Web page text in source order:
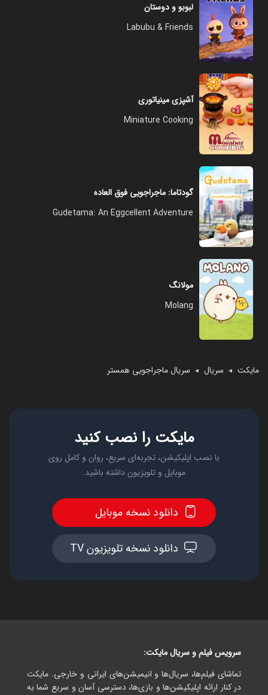
لبوبو و دوستان
Labubu & Friends
آشپزی مینیاتوری
Miniature Cooking
گودتاما: ماجراجویی فوق العاده
Gudetama: An Eggcellent Adventure
مولانگ
Molang
مایکت ◄ سریال ◄ سریال ماجراجویی همستر
مایکت را نصب کنید
با نصب اپلیکیشن، تجربه‌ای سریع، روان و کامل روی
موبایل و تلویزیون داشته باشید.
دانلود نسخه موبایل
دانلود نسخه تلویزیون TV
سرویس فیلم و سریال مایکت:
تماشای فیلم‌ها، سریال‌ها و انیمیشن‌های ایرانی و خارجی. مایکت
در کنار ارائه اپلیکیشن‌ها و بازی‌ها، دسترسی آسان و سریع شما به